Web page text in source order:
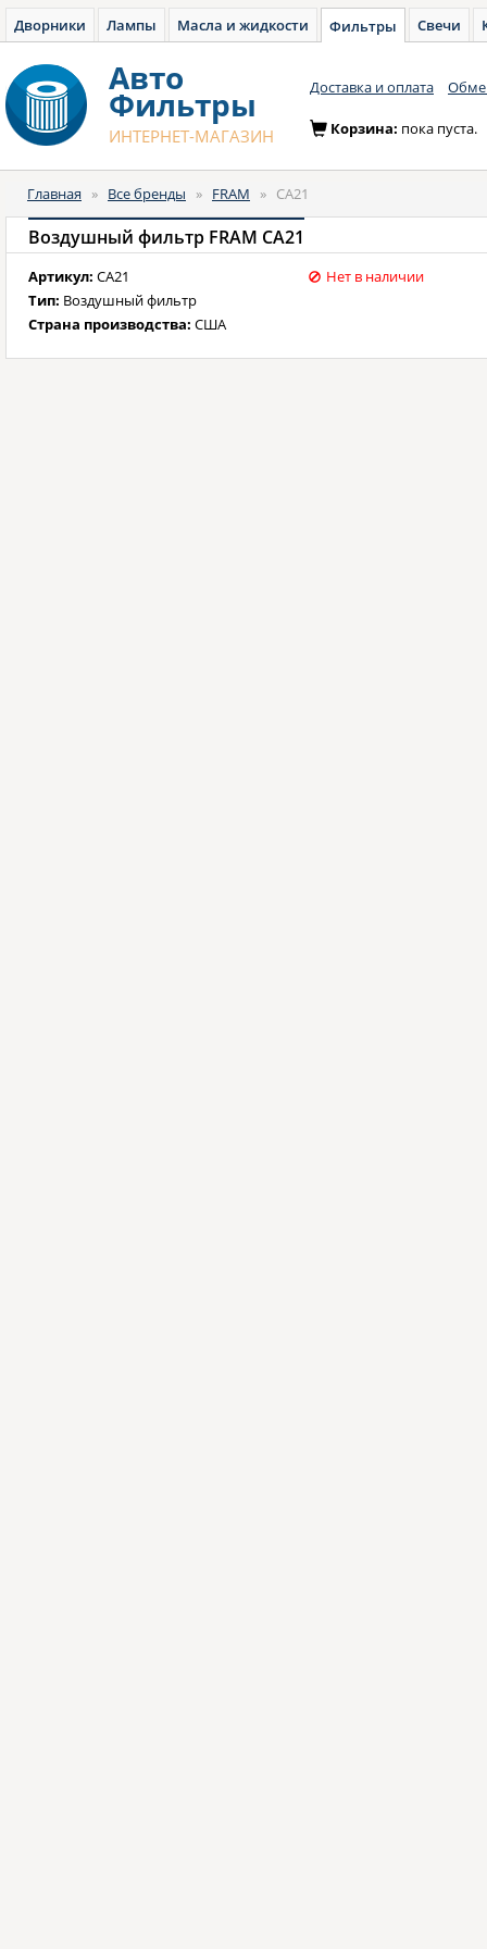
Дворники Лампы Масла и жидкости Фильтры Свечи
Авто
Фильтры
ИНТЕРНЕТ-МАГАЗИН
Доставка и оплата
Корзина: пока пуста.
Главная » Все бренды » FRAM » CA21
Воздушный фильтр FRAM CA21
Артикул: CA21
Тип: Воздушный фильтр
Страна производства: США
Нет в наличии